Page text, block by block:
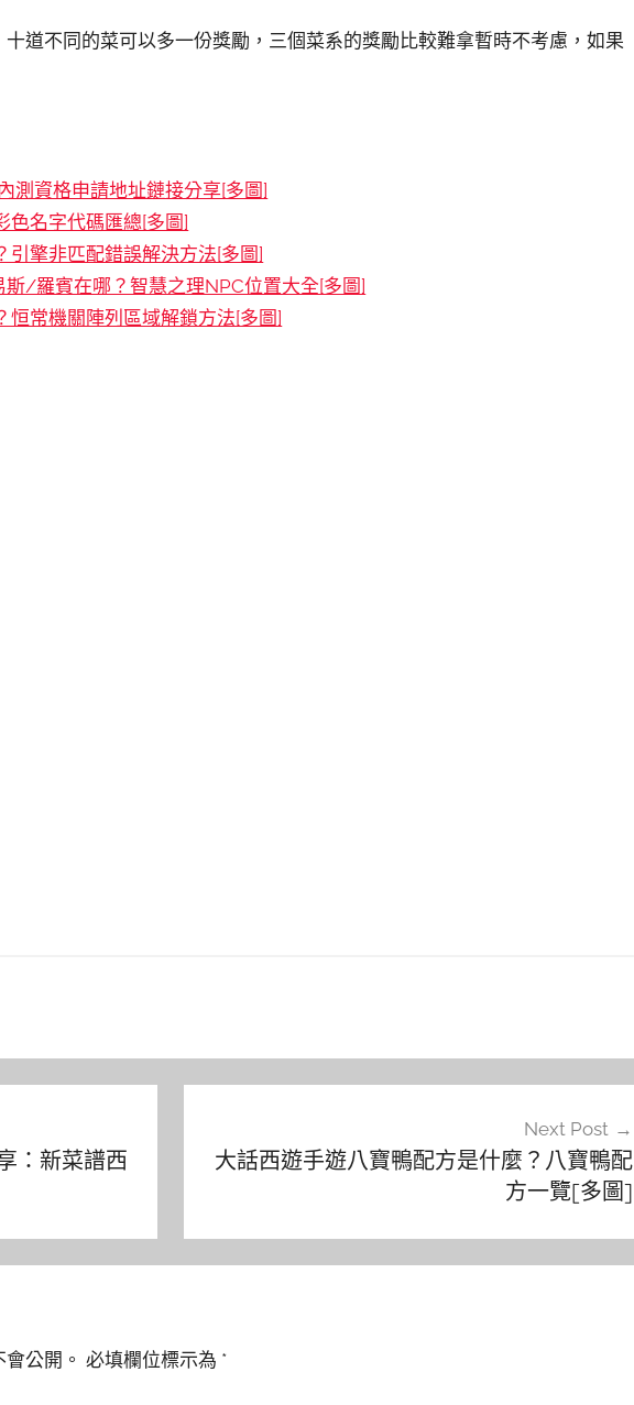
道不同的菜可以多一份獎勵，三個菜系的獎勵比較難拿暫時不考慮，如果
測資格申請地址鏈接分享[多圖]
色名字代碼匯總[多圖]
引擎非匹配錯誤解決方法[多圖]
/羅賓在哪？智慧之理NPC位置大全[多圖]
恒常機關陣列區域解鎖方法[多圖]
：新菜譜西
Next Post
大話西遊手遊八寶鴨配方是什麼？八寶鴨配
方一覽[多圖]
公開。 必填欄位標示為 *